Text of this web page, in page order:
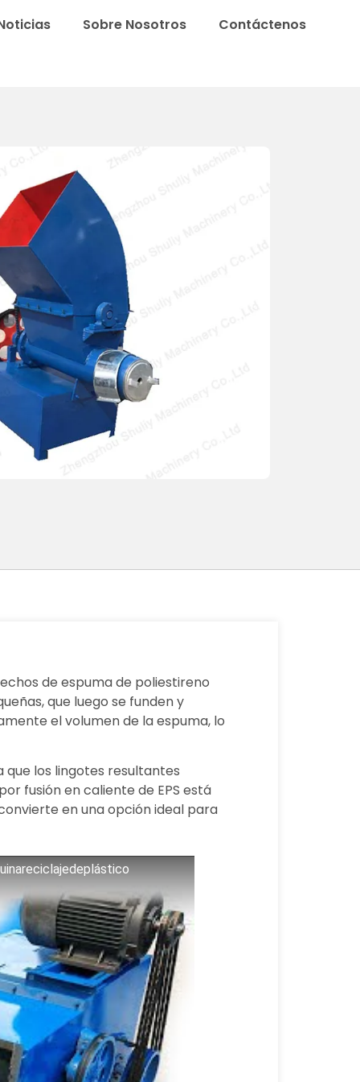
Sobre Nosotros Contáctenos
de espuma de poliestireno
que luego se funden y
el volumen de la espuma, lo
los lingotes resultantes
fusión en caliente de EPS está
en una opción ideal para